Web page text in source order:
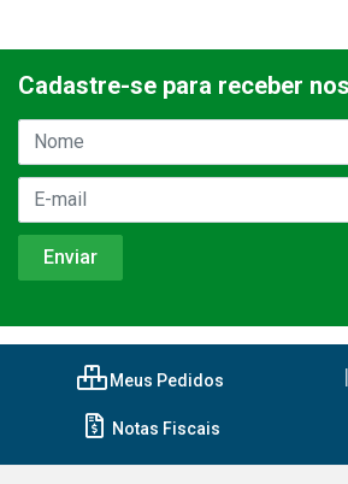
Cadastre-se para receber
Meus Pedidos
Notas Fiscais